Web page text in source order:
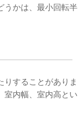
うかは、最小回転半
りすることがありま
室内幅、室内高とい